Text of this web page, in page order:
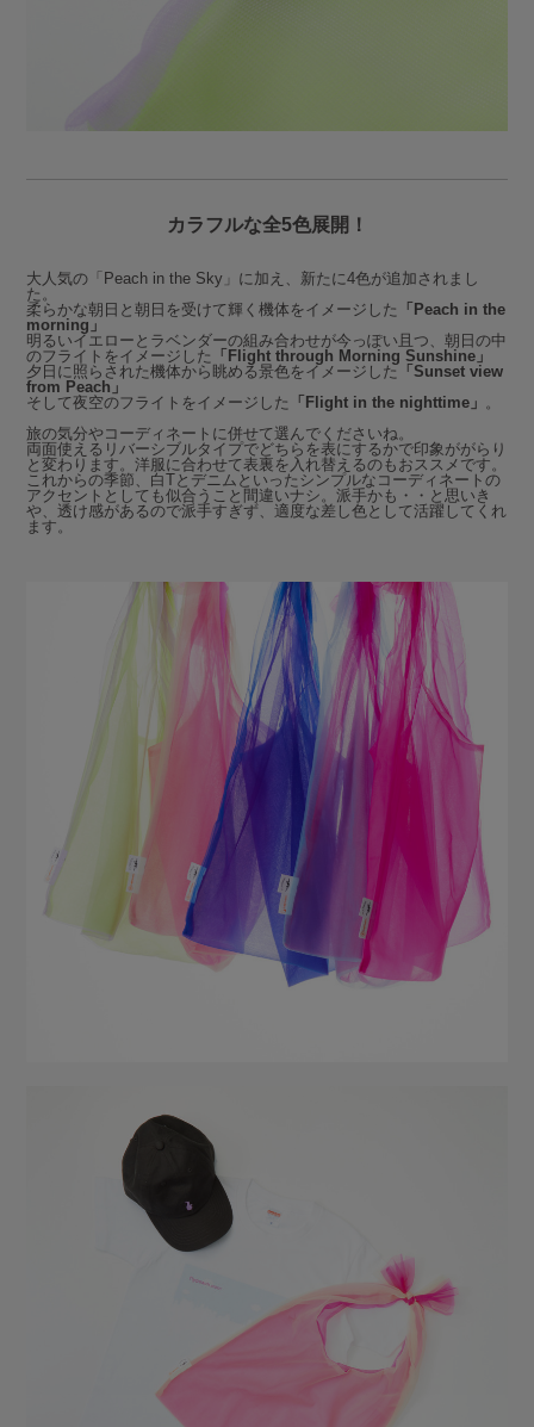
カラフルな全5色展開！
大人気の「Peach in the Sky」に加え、新たに4色が追加されまし
た。
柔らかな朝日と朝日を受けて輝く機体をイメージした
「Peach in the
morning」
明るいイエローとラベンダーの組み合わせが今っぽい且つ、朝日の中
のフライトをイメージした
「Flight through Morning Sunshine」
夕日に照らされた機体から眺める景色をイメージした 「Sunset view
from Peach」
そして夜空のフライトをイメージした
「Flight in the nighttime」 。
旅の気分やコーディネートに併せて選んでくださいね。
両面使えるリバーシブルタイプでどちらを表にするかで印象ががらり
と変わります。洋服に合わせて表裏を入れ替えるのもおススメです。
これからの季節、白Tとデニムといったシンプルなコーディネートの
アクセントとしても似合うこと間違いナシ。派手かも・・と思いき
や、透け感があるので派手すぎず、適度な差し色として活躍してくれ
ます。